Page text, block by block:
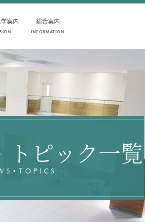
案内 総合案内
INFORMATION
ー
紹介
入試・入学案内
志願者速報
合格者発表
入学金・学費等一覧
編入学・転入学試験
よくあるご質問
トピック一覧